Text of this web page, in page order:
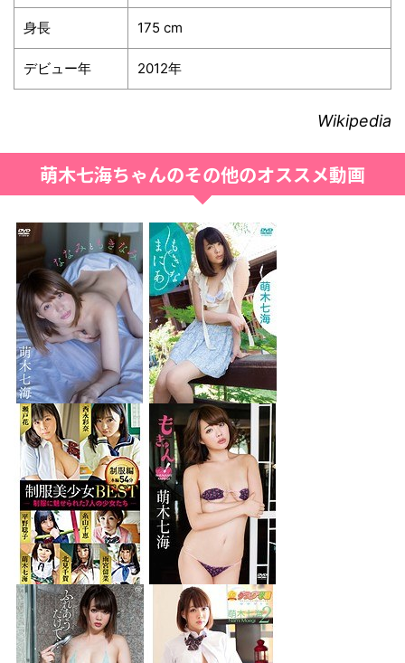
身長 175 cm
デビュー年 2012年
Wikipedia
萌木七海ちゃんのその他のオススメ動画